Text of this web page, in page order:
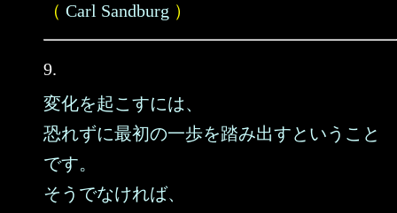
（ Carl Sandburg ）
9.
変化を起こすには、
恐れずに最初の一歩を踏み出すということ
です。
そうでなければ、